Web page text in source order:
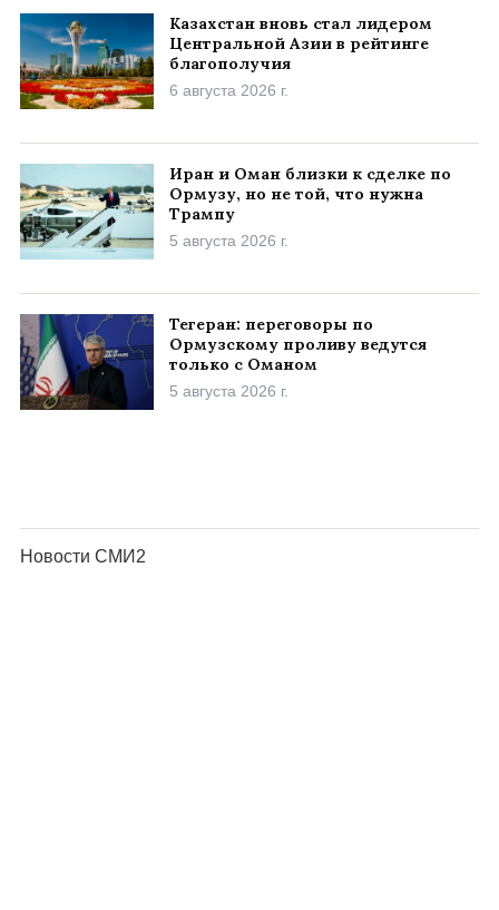
Казахстан вновь стал лидером
Центральной Азии в рейтинге
благополучия
6 августа 2026 г.
Иран и Оман близки к сделке по
Ормузу, но не той, что нужна
Трампу
5 августа 2026 г.
Тегеран: переговоры по
Ормузскому проливу ведутся
только с Оманом
5 августа 2026 г.